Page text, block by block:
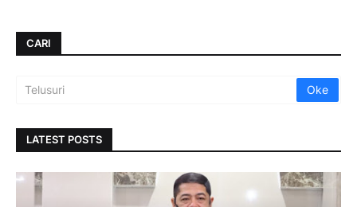
CARI
LATEST POSTS